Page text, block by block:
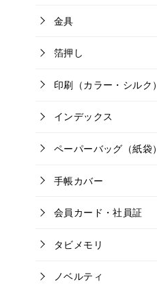
金具
箔押し
印刷（カラー・シルク）
インデックス
ペーパーバッグ（紙袋）
手帳カバー
会員カード・社員証
タビメモリ
ノベルティ